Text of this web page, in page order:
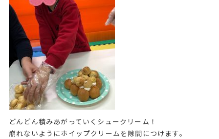
どんどん積みあがっていくシュークリーム！
崩れないようにホイップクリームを隙間につけます。